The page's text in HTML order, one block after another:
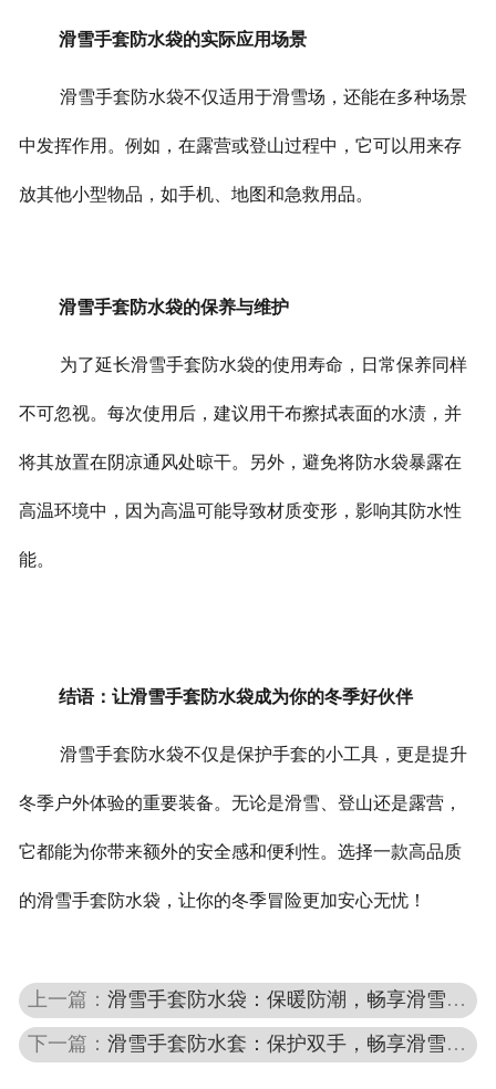
滑雪手套防水袋的实际应用场景
滑雪手套防水袋不仅适用于滑雪场，还能在多种场景
中发挥作用。例如，在露营或登山过程中，它可以用来存
放其他小型物品，如手机、地图和急救用品。
滑雪手套防水袋的保养与维护
为了延长滑雪手套防水袋的使用寿命，日常保养同样
不可忽视。每次使用后，建议用干布擦拭表面的水渍，并
将其放置在阴凉通风处晾干。 另外，避免将防水袋暴露在
高温环境中，因为高温可能导致材质变形，影响其防水性
能。
结语：让滑雪手套防水袋成为你的冬季好伙伴
滑雪手套防水袋不仅是保护手套的小工具，更是提升
冬季户外体验的重要装备。无论是滑雪、登山还是露营，
它都能为你带来额外的安全感和便利性。 选择一款高品质
的滑雪手套防水袋，让你的冬季冒险更加安心无忧！
上一篇：滑雪手套防水袋：保暖防潮，畅享滑雪乐趣
下一篇：滑雪手套防水套：保护双手，畅享滑雪乐趣